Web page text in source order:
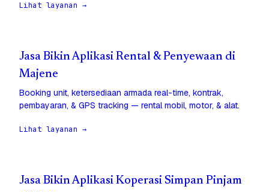
Lihat layanan →
Jasa Bikin Aplikasi Rental & Penyewaan di
Majene
Booking unit, ketersediaan armada real-time, kontrak,
pembayaran, & GPS tracking — rental mobil, motor, & alat.
Lihat layanan →
Jasa Bikin Aplikasi Koperasi Simpan Pinjam